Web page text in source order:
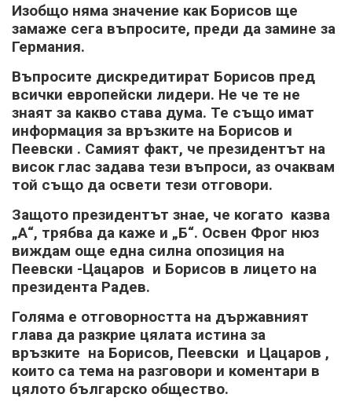
Изобщо няма значение как Борисов ще
замаже сега въпросите, преди да замине за
Германия.
Въпросите дискредитират Борисов пред
всички европейски лидери. Не че те не
знаят за какво става дума. Те също имат
информация за връзките на Борисов и
Пеевски . Самият факт, че президентът на
висок глас задава тези въпроси, аз очаквам
той също да освети тези отговори.
Защото президентът знае, че когато казва
„А“, трябва да каже и „Б“. Освен Фрог нюз
виждам още една силна опозиция на
Пеевски -Цацаров и Борисов в лицето на
президента Радев.
Голяма е отговорността на държавният
глава да разкрие цялата истина за
връзките на Борисов, Пеевски и Цацаров ,
които са тема на разговори и коментари в
цялото българско общество.